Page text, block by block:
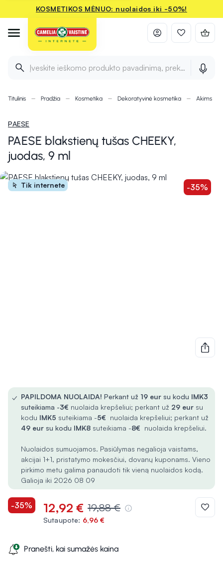
KOSMETIKOS MĖNUO: nuolaidos iki -50%!
Įveskite ieškomo produkto pavadinimą, prekės ženklą ir
Titulinis Pradžia Kosmetika Dekoratyvinė kosmetika Akims
PAESE
PAESE blakstienų tušas CHEEKY,
juodas, 9 ml
Tik internete -35%
✓ PAPILDOMA NUOLAIDA! Perkant už 19 eur su kodu IMK3
suteikiama -3€ nuolaida krepšeliui; perkant už 29 eur su
kodu IMK5 suteikiama -5€ nuolaida krepšeliui; perkant už
49 eur su kodu IMK8 suteikiama -8€ nuolaida krepšeliui.
Nuolaidos sumuojamos. Pasiūlymas negalioja vaistams,
akcijai 1+1, pristatymo mokesčiui, dovanų kuponams. Vieno
pirkimo metu galima panaudoti tik vieną nuolaidos kodą.
Galioja iki 2026 08 09
-35% 12,92 € 19,88 €
Sutaupote: 6,96 €
Pranešti, kai sumažės kaina